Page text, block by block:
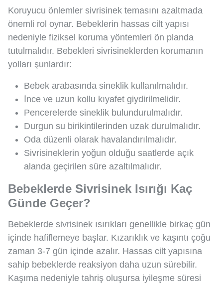
Koruyucu önlemler sivrisinek temasını azaltmada
önemli rol oynar. Bebeklerin hassas cilt yapısı
nedeniyle fiziksel koruma yöntemleri ön planda
tutulmalıdır. Bebekleri sivrisineklerden korumanın
yolları şunlardır:
Bebek arabasında sineklik kullanılmalıdır.
İnce ve uzun kollu kıyafet giydirilmelidir.
Pencerelerde sineklik bulundurulmalıdır.
Durgun su birikintilerinden uzak durulmalıdır.
Oda düzenli olarak havalandırılmalıdır.
Sivrisineklerin yoğun olduğu saatlerde açık
alanda geçirilen süre azaltılmalıdır.
Bebeklerde Sivrisinek Isırığı Kaç
Günde Geçer?
Bebeklerde sivrisinek ısırıkları genellikle birkaç gün
içinde hafiflemeye başlar. Kızarıklık ve kaşıntı çoğu
zaman 3-7 gün içinde azalır. Hassas cilt yapısına
sahip bebeklerde reaksiyon daha uzun sürebilir.
Kaşıma nedeniyle tahriş oluşursa iyileşme süresi